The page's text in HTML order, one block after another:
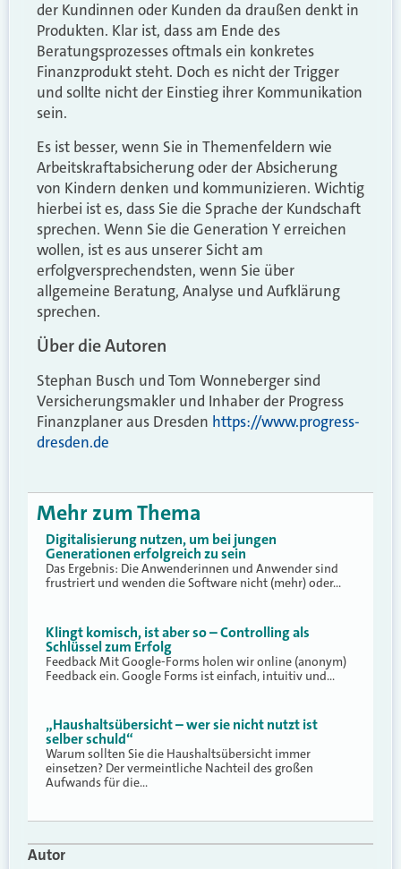
der Kundinnen oder Kunden da draußen denkt in
Produkten. Klar ist, dass am Ende des
Beratungsprozesses oftmals ein konkretes
Finanzprodukt steht. Doch es nicht der Trigger
und sollte nicht der Einstieg ihrer Kommunikation
sein.
Es ist besser, wenn Sie in Themenfeldern wie
Arbeitskraftabsicherung oder der Absicherung
von Kindern denken und kommunizieren. Wichtig
hierbei ist es, dass Sie die Sprache der Kundschaft
sprechen. Wenn Sie die Generation Y erreichen
wollen, ist es aus unserer Sicht am
erfolgversprechendsten, wenn Sie über
allgemeine Beratung, Analyse und Aufklärung
sprechen.
Über die Autoren
Stephan Busch und Tom Wonneberger sind
Versicherungsmakler und Inhaber der Progress
Finanzplaner aus Dresden https://www.progress-
dresden.de
Mehr zum Thema
Digitalisierung nutzen, um bei jungen
Generationen erfolgreich zu sein
Das Ergebnis: Die Anwenderinnen und Anwender sind
frustriert und wenden die Software nicht (mehr) oder…
Klingt komisch, ist aber so – Controlling als
Schlüssel zum Erfolg
Feedback Mit Google-Forms holen wir online (anonym)
Feedback ein. Google Forms ist einfach, intuitiv und…
„Haushaltsübersicht – wer sie nicht nutzt ist
selber schuld“
Warum sollten Sie die Haushaltsübersicht immer
einsetzen? Der vermeintliche Nachteil des großen
Aufwands für die…
Autor